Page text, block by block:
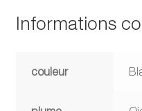
Informations
couleur